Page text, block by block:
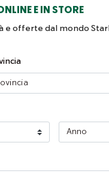
E IN STORE
e offerte dal mondo